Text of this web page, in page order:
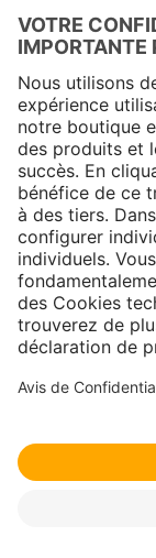
spécialement
historiques
Le pop-
Lepop-corn en
innovant que le
par une
des sciences
l’université de
isolants à base
distinguent par
thermique. Ils
panneaux de
des propriétés
a une durée